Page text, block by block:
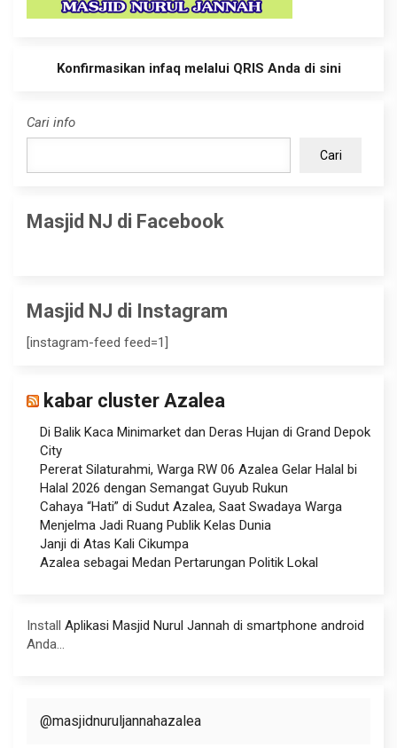
Konfirmasikan infaq melalui QRIS Anda di sini
Cari info
Cari
Masjid NJ di Facebook
Masjid NJ di Instagram
[instagram-feed feed=1]
kabar cluster Azalea
Di Balik Kaca Minimarket dan Deras Hujan di Grand Depok
City
Pererat Silaturahmi, Warga RW 06 Azalea Gelar Halal bi
Halal 2026 dengan Semangat Guyub Rukun
Cahaya “Hati” di Sudut Azalea, Saat Swadaya Warga
Menjelma Jadi Ruang Publik Kelas Dunia
Janji di Atas Kali Cikumpa
Azalea sebagai Medan Pertarungan Politik Lokal
Install Aplikasi Masjid Nurul Jannah di smartphone android
Anda...
@masjidnuruljannahazalea